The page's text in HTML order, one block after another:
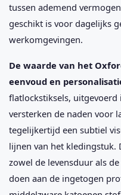
tussen ademend
geschikt is voor dagelijks
werkomgevingen.
De waarde van het
eenvoud en
flatlockstiksels, uitgevoerd
versterken de naden voor
tegelijkertijd een subtiel
lijnen van het
zowel de levensduur als
doen aan de ingetogen